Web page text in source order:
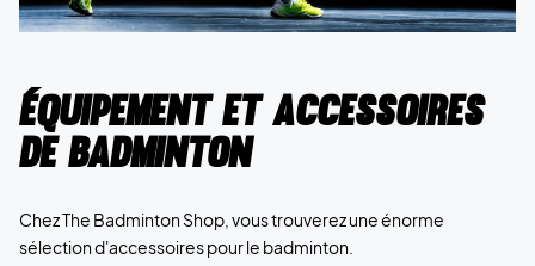
Équipement et accessoires
de badminton
Chez The Badminton Shop, vous trouverez une énorme
sélection d'accessoires pour le badminton.